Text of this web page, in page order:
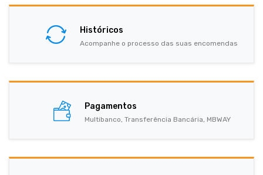
Históricos
Acompanhe o processo das suas encomendas
Pagamentos
Multibanco, Transferência Bancária, MBWAY